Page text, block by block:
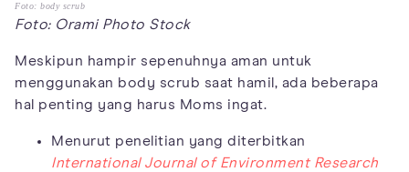
Foto: body scrub
Foto: Orami Photo Stock
Meskipun hampir sepenuhnya aman untuk
menggunakan body scrub saat hamil, ada beberapa
hal penting yang harus Moms ingat.
Menurut penelitian yang diterbitkan
International Journal of Environment Research